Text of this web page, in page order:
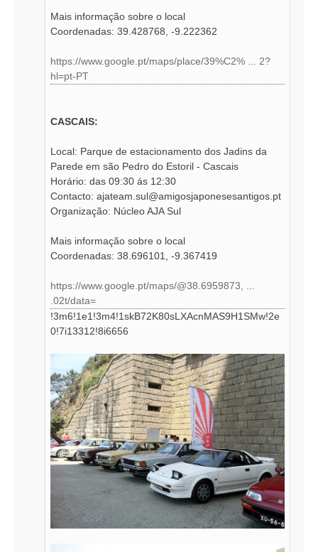
Mais informação sobre o local
Coordenadas: 39.428768, -9.222362
https://www.google.pt/maps/place/39%C2% ... 2?
hl=pt-PT
CASCAIS:
Local: Parque de estacionamento dos Jadins da
Parede em são Pedro do Estoril - Cascais
Horário: das 09:30 ás 12:30
Contacto: ajateam.sul@amigosjaponesesantigos.pt
Organização: Núcleo AJA Sul
Mais informação sobre o local
Coordenadas: 38.696101, -9.367419
https://www.google.pt/maps/@38.6959873, ...
.02t/data=
!3m6!1e1!3m4!1skB72K80sLXAcnMAS9H1SMw!2e
0!7i13312!8i6656